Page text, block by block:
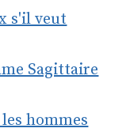
s'il veut
Sagittaire
hommes